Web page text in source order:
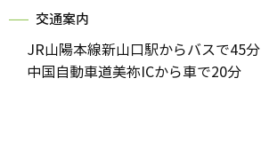
交通案内
JR山陽本線新山口駅からバスで45分
中国自動車道美祢ICから車で20分